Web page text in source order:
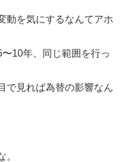
動を気にするなんてアホ
10年、同じ範囲を行っ
で見れば為替の影響なん
。